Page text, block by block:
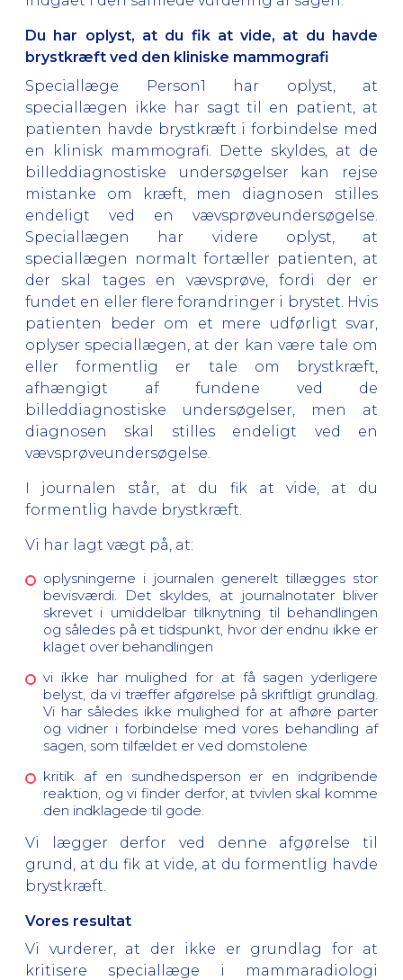
Du har oplyst, at du fik at vide, at du havde
brystkræft ved den kliniske mammografi
Speciallæge Person1 har oplyst, at
speciallægen ikke har sagt til en patient, at
patienten havde brystkræft i forbindelse med
en klinisk mammografi. Dette skyldes, at de
billeddiagnostiske undersøgelser kan rejse
mistanke om kræft, men diagnosen stilles
endeligt ved en vævsprøveundersøgelse.
Speciallægen har videre oplyst, at
speciallægen normalt fortæller patienten, at
der skal tages en vævsprøve, fordi der er
fundet en eller flere forandringer i brystet. Hvis
patienten beder om et mere udførligt svar,
oplyser speciallægen, at der kan være tale om
eller formentlig er tale om brystkræft,
afhængigt af fundene ved de
billeddiagnostiske undersøgelser, men at
diagnosen skal stilles endeligt ved en
vævsprøveundersøgelse.
I journalen står, at du fik at vide, at du
formentlig havde brystkræft.
Vi har lagt vægt på, at:
oplysningerne i journalen generelt tillægges stor
bevisværdi. Det skyldes, at journalnotater bliver
skrevet i umiddelbar tilknytning til behandlingen
og således på et tidspunkt, hvor der endnu ikke er
klaget over behandlingen
vi ikke har mulighed for at få sagen yderligere
belyst, da vi træffer afgørelse på skriftligt grundlag.
Vi har således ikke mulighed for at afhøre parter
og vidner i forbindelse med vores behandling af
sagen, som tilfældet er ved domstolene
kritik af en sundhedsperson er en indgribende
reaktion, og vi finder derfor, at tvivlen skal komme
den indklagede til gode.
Vi lægger derfor ved denne afgørelse til
grund, at du fik at vide, at du formentlig havde
brystkræft.
Vores resultat
Vi vurderer, at der ikke er grundlag for at
kritisere speciallæge i mammaradiologi